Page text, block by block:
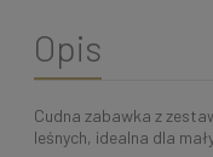
Opis
Cudna zabawka z
leśnych, idealna dla